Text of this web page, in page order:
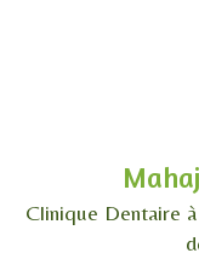
Clinique Dentaire